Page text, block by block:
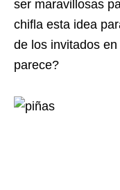
ser maravillosas
chifla esta idea
de los invitados
parece?